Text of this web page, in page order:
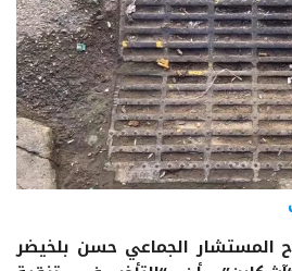
المستشار الجماعي حسن بلخيضر